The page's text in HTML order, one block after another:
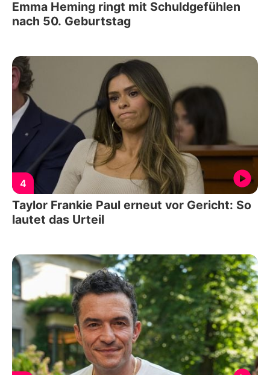
Emma Heming ringt mit Schuldgefühlen
nach 50. Geburtstag
4
Taylor Frankie Paul erneut vor Gericht: So
lautet das Urteil